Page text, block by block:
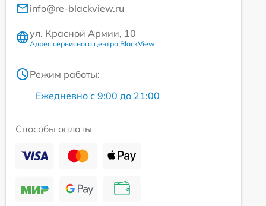
info@re-blackview.ru
ул. Красной Армии, 10
Адрес сервисного центра BlackView
Режим работы:
Ежедневно с 9:00 до 21:00
Способы оплаты